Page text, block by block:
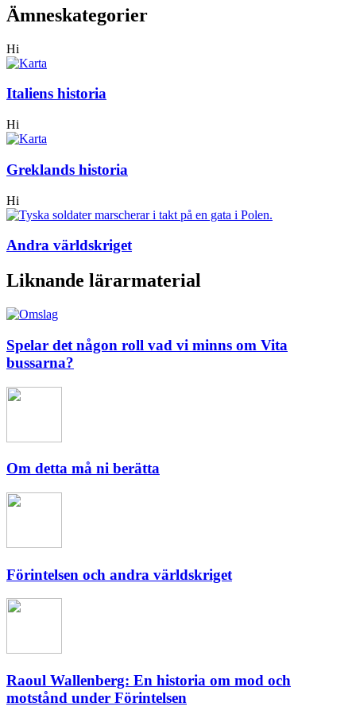
Ämneskategorier
Hi
Italiens historia
Hi
Greklands historia
Hi
Andra världskriget
Liknande lärarmaterial
Spelar det någon roll vad vi minns om Vita
bussarna?
Om detta må ni berätta
Förintelsen och andra världskriget
Raoul Wallenberg: En historia om mod och
motstånd under Förintelsen